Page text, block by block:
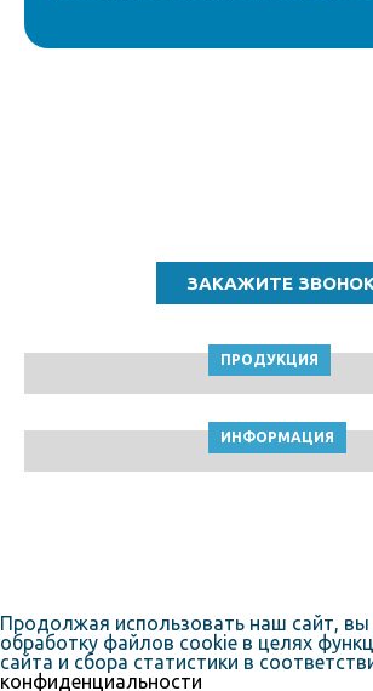
ПРОДУКЦИЯ
ИНФОРМАЦИЯ
Продолжая использовать наш сайт, вы
обработку файлов cookie в целях
сайта и сбора статистики в
конфиденциальности